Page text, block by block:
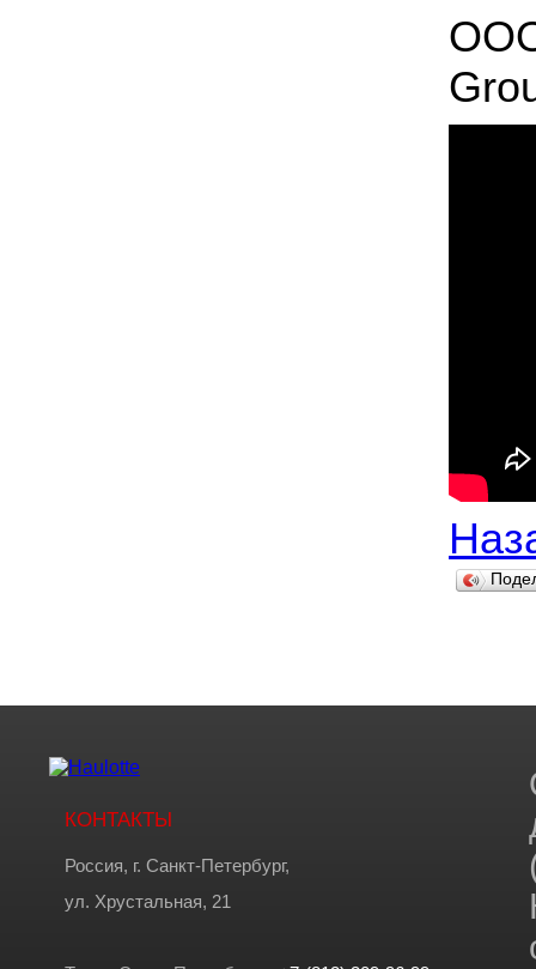
ООО
КОНТАКТЫ
Россия, г. Санкт-Петербург,
ул. Хрустальная, 21